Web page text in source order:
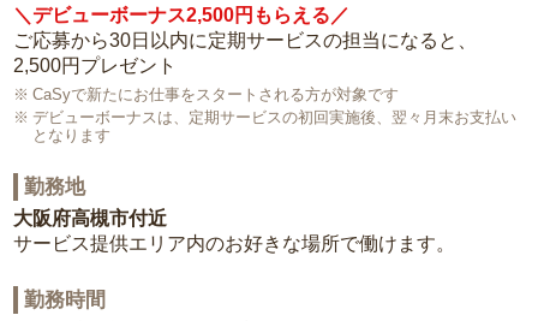
＼デビューボーナス2,500円もらえる／
ご応募から30日以内に定期サービスの担当になると、
2,500円プレゼント
CaSyで新たにお仕事をスタートされる方が対象です
デビューボーナスは、定期サービスの初回実施後、翌々月末お支払い
となります
勤務地
大阪府高槻市付近
サービス提供エリア内のお好きな場所で働けます。
勤務時間